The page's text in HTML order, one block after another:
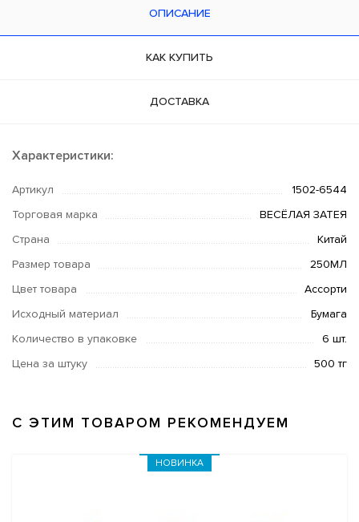
ОПИСАНИЕ
КАК КУПИТЬ
ДОСТАВКА
Характеристики:
Артикул 1502-6544
Торговая марка ВЕСЁЛАЯ ЗАТЕЯ
Страна Китай
Размер товара 250МЛ
Цвет товара Ассорти
Исходный материал Бумага
Количество в упаковке 6 шт.
Цена за штуку 500 тг
С ЭТИМ ТОВАРОМ РЕКОМЕНДУЕМ
НОВИНКА